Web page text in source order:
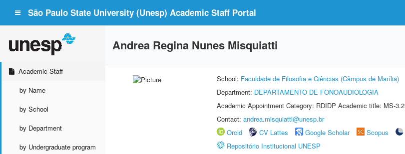
São Paulo State University (Unesp) Academic Staff Portal
Academic Staff
by Name
by School
by Department
by Undergraduate program
Andrea Regina Nunes Misquiatti
School: Faculdade de Filosofia e Ciências (Câmpus de Marília)
Department: DEPARTAMENTO DE FONOAUDIOLOGIA
Academic Appointment Category: RDIDP Academic title: MS-3.2
Contact: andrea.misquiatti@unesp.br
Orcid
CV Lattes Google Scholar Scopus
Repositório Institucional UNESP